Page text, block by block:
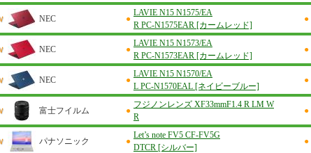
NEC ●
LAVIE N15 N1575/EA
R PC-N1575EAR [カームレッド]
●
NEC ●
LAVIE N15 N1573/EA
R PC-N1573EAR [カームレッド]
●
NEC ●
LAVIE N15 N1570/EA
L PC-N1570EAL [ネイビーブルー]
●
富士フイルム ●
フジノンレンズ XF33mmF1.4 R LM W
R
●
パナソニック ●
Let’s note FV5 CF-FV5G
DTCR [シルバー]
●